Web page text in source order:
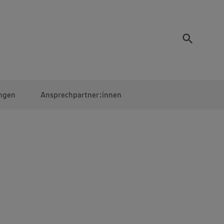
Ansprechpartner:innen